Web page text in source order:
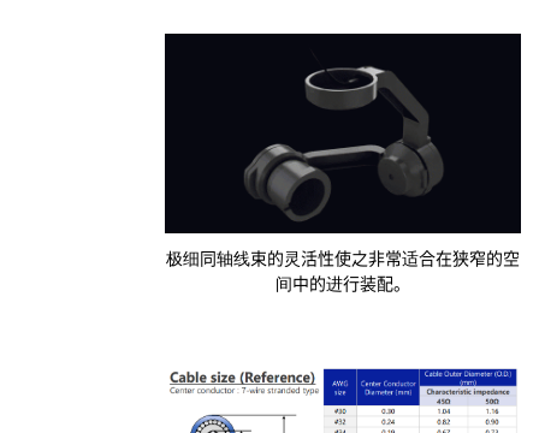
极细同轴线束的灵活性使之非常适合在狭窄的空
间中的进行装配。